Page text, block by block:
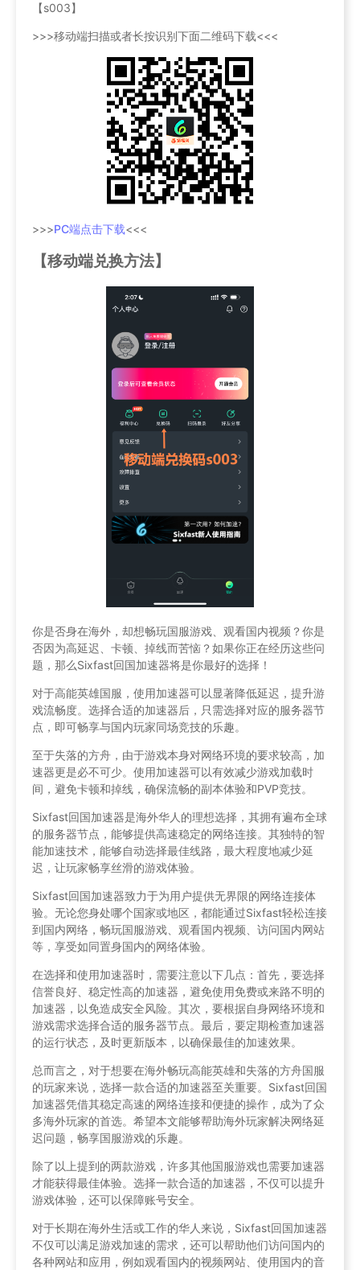
【s003】
>>>移动端扫描或者长按识别下面二维码下载<<<
>>>PC端点击下载<<<
【移动端兑换方法】
你是否身在海外，却想畅玩国服游戏、观看国内视频？你是
否因为高延迟、卡顿、掉线而苦恼？如果你正在经历这些问
题，那么Sixfast回国加速器将是你最好的选择！
对于高能英雄国服，使用加速器可以显著降低延迟，提升游
戏流畅度。选择合适的加速器后，只需选择对应的服务器节
点，即可畅享与国内玩家同场竞技的乐趣。
至于失落的方舟，由于游戏本身对网络环境的要求较高，加
速器更是必不可少。使用加速器可以有效减少游戏加载时
间，避免卡顿和掉线，确保流畅的副本体验和PVP竞技。
Sixfast回国加速器是海外华人的理想选择，其拥有遍布全球
的服务器节点，能够提供高速稳定的网络连接。其独特的智
能加速技术，能够自动选择最佳线路，最大程度地减少延
迟，让玩家畅享丝滑的游戏体验。
Sixfast回国加速器致力于为用户提供无界限的网络连接体
验。无论您身处哪个国家或地区，都能通过Sixfast轻松连接
到国内网络，畅玩国服游戏、观看国内视频、访问国内网站
等，享受如同置身国内的网络体验。
在选择和使用加速器时，需要注意以下几点：首先，要选择
信誉良好、稳定性高的加速器，避免使用免费或来路不明的
加速器，以免造成安全风险。其次，要根据自身网络环境和
游戏需求选择合适的服务器节点。最后，要定期检查加速器
的运行状态，及时更新版本，以确保最佳的加速效果。
总而言之，对于想要在海外畅玩高能英雄和失落的方舟国服
的玩家来说，选择一款合适的加速器至关重要。Sixfast回国
加速器凭借其稳定高速的网络连接和便捷的操作，成为了众
多海外玩家的首选。希望本文能够帮助海外玩家解决网络延
迟问题，畅享国服游戏的乐趣。
除了以上提到的两款游戏，许多其他国服游戏也需要加速器
才能获得最佳体验。选择一款合适的加速器，不仅可以提升
游戏体验，还可以保障账号安全。
对于长期在海外生活或工作的华人来说，Sixfast回国加速器
不仅可以满足游戏加速的需求，还可以帮助他们访问国内的
各种网站和应用，例如观看国内的视频网站、使用国内的音